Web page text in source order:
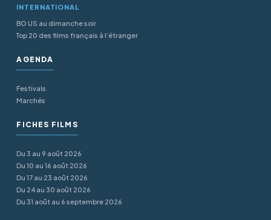
INTERNATIONAL
BO US au dimanche soir
Top 20 des films français à l’étranger
AGENDA
Festivals
Marchés
FICHES FILMS
Du 3 au 9 août 2026
Du 10 au 16 août 2026
Du 17 au 23 août 2026
Du 24 au 30 août 2026
Du 31 août au 6 septembre 2026